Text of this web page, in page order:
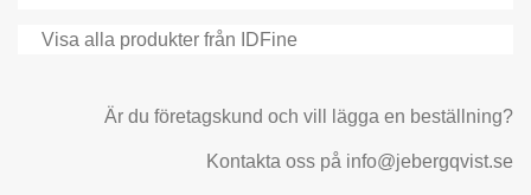
Visa alla produkter från IDFine
Är du företagskund och vill lägga en beställning?
Kontakta oss på info@jebergqvist.se